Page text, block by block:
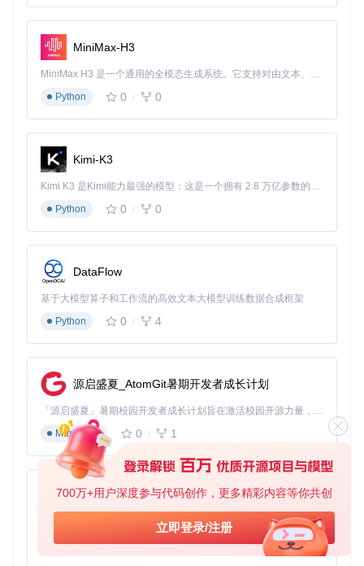
700万+用户深度参与代码创作，更多精彩内容等你共创
立即登录/注册
读取错误"提示。
根本原因
导致结构损坏。
实施步骤：
选择受损的图谱目录进行扫描
启动Logseq验证数据可用性
验证方法：尝试访问之前无法打开的页面，运行全文搜索检查
2.3 索引重建解决搜索异常
症状识别：搜索结果不完整或显示过时内容，标签和引用功能
异常。
实施步骤 ：
关闭Logseq应用
定位图谱目录下的
删除该文件夹内所有文件
重新启动Logseq，系统将自动重建索引
：搜索多个关键词，检查结果是否完整准确；验证标
签云和引用功能是否恢复正常。
：索引重建不会影响原始数据，仅需消耗一定时间，
适合所有搜索异常场景。
MiniMax-H3
MiniMax H3 是一个通用的全模态生成系统。它支持对由文本、图像、视频和音频组成的多模态上下文进行统一理解，并能生成分辨率高达 2K、时长可达 15 秒的带原生立体声音频的视频。得益于面向任务泛化的系统设计，H3 在预训练阶段就已具备广泛的多模态上下文理解与生成能力，能够出色地执行复杂的多模态指令。
Python
0 0
Kimi-K3
Kimi K3 是Kimi能力最强的模型：这是一个拥有 2.8 万亿参数的混合专家（MoE）模型，具备原生视觉理解能力，并支持 100 万 token 的上下文窗口。
Python
0 0
DataFlow
基于大模型算子和工作流的高效文本大模型训练数据合成框架
Python
0 4
源启盛夏_AtomGit暑期开发者成长计划
「源启盛夏」暑期校园开发者成长计划旨在激活校园开源力量，通过积分激励、认证扶持、资源倾斜等形式，引导高校组织和开发者完成「入驻 — 建项目 — 做贡献 — 获认证 — 得资源」的完整闭环。无论你是想带领社团入驻平台的组织者，还是希望用代码贡献证明自己的开发者，都能在这里找到属于你的成长路径。
Markdown
0 1
py-xiaozhi
基于Python的Xiaozhi AI，适用于想要完整Xiaozhi体验而无需拥有专用硬件的用户。
Python
0 1